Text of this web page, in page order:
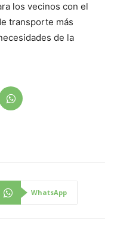
los vecinos con el
transporte más
de la
WhatsApp